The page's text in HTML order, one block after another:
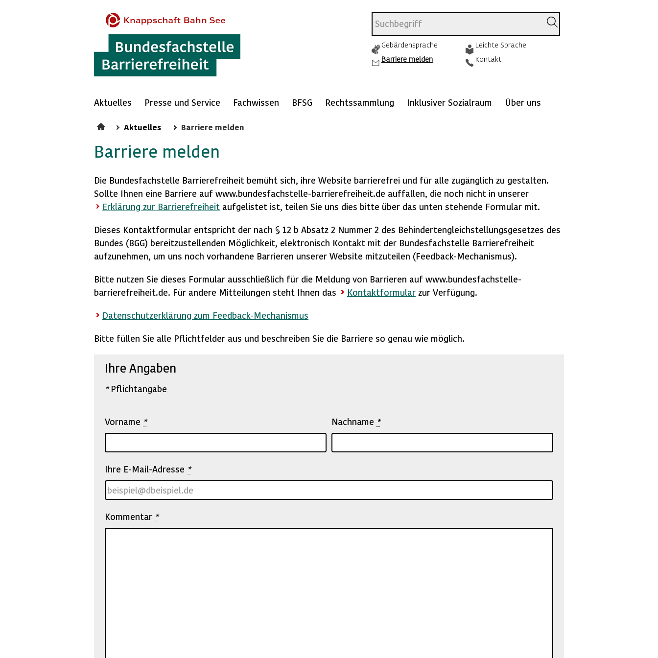
Gebärdensprache
Leichte Sprache
Barriere melden
Kontakt
Aktuelles Presse und Service Fachwissen BFSG Rechtssammlung Inklusiver Sozialraum Über uns
Aktuelles Barriere melden
Barriere melden
Die Bundesfachstelle Barrierefreiheit bemüht sich, ihre Website barrierefrei und für alle zugänglich zu gestalten.
Sollte Ihnen eine Barriere auf www.bundesfachstelle-barrierefreiheit.de auffallen, die noch nicht in unserer
Erklärung zur Barrierefreiheit aufgelistet ist, teilen Sie uns dies bitte über das unten stehende Formular mit.
Dieses Kontaktformular entspricht der nach § 12 b Absatz 2 Nummer 2 des Behindertengleichstellungsgesetzes des
Bundes (BGG) bereitzustellenden Möglichkeit, elektronisch Kontakt mit der Bundesfachstelle Barrierefreiheit
aufzunehmen, um uns noch vorhandene Barrieren unserer Website mitzuteilen (Feedback-Mechanismus).
Bitte nutzen Sie dieses Formular ausschließlich für die Meldung von Barrieren auf www.bundesfachstelle-
barrierefreiheit.de. Für andere Mitteilungen steht Ihnen das
Kontaktformular zur Verfügung.
Datenschutzerklärung zum Feedback-Mechanismus
Bitte füllen Sie alle Pflichtfelder aus und beschreiben Sie die Barriere so genau wie möglich.
Ihre Angaben
*Pflichtangabe
Vorname * Nachname *
Ihre E-Mail-Adresse *
Kommentar *